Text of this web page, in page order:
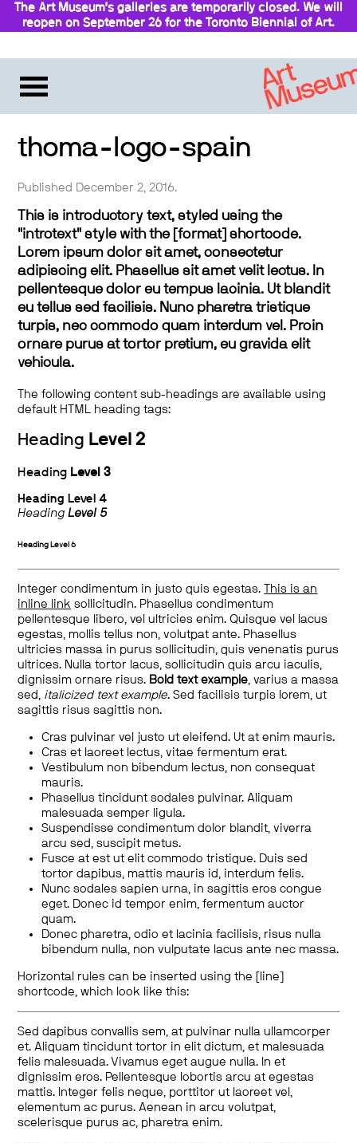
The Art Museum’s galleries are temporarily closed. We will
reopen on September 26 for the Toronto Biennial of Art.
thoma-logo-spain
Published December 2, 2016.
This is introductory text, styled using the
"introtext" style with the [format] shortcode.
Lorem ipsum dolor sit amet, consectetur
adipiscing elit. Phasellus sit amet velit lectus. In
pellentesque dolor eu tempus lacinia. Ut blandit
eu tellus sed facilisis. Nunc pharetra tristique
turpis, nec commodo quam interdum vel. Proin
ornare purus at tortor pretium, eu gravida elit
vehicula.
The following content sub-headings are available using
default HTML heading tags:
Heading Level 2
Heading Level 3
Heading Level 4
HeadingLevel 5
Heading Level 6
Integer condimentum in justo quis egestas.
This is an
inline link sollicitudin. Phasellus condimentum
pellentesque libero, vel ultricies enim. Quisque vel lacus
egestas, mollis tellus non, volutpat ante. Phasellus
ultricies massa in purus sollicitudin, quis venenatis purus
ultrices. Nulla tortor lacus, sollicitudin quis arcu iaculis,
dignissim ornare risus. Bold text example, varius a massa
sed, italicized text example. Sed facilisis turpis lorem, ut
sagittis risus sagittis non.
Cras pulvinar vel justo ut eleifend. Ut at enim mauris.
Cras et laoreet lectus, vitae fermentum erat.
Vestibulum non bibendum lectus, non consequat
mauris.
Phasellus tincidunt sodales pulvinar. Aliquam
malesuada semper ligula.
Suspendisse condimentum dolor blandit, viverra
arcu sed, suscipit metus.
Fusce at est ut elit commodo tristique. Duis sed
tortor dapibus, mattis mauris id, interdum felis.
Nunc sodales sapien urna, in sagittis eros congue
eget. Donec id tempor enim, fermentum auctor
quam.
Donec pharetra, odio et lacinia facilisis, risus nulla
bibendum nulla, non vulputate lacus ante nec massa.
Horizontal rules can be inserted using the [line]
shortcode, which look like this:
Sed dapibus convallis sem, at pulvinar nulla ullamcorper
et. Aliquam tincidunt tortor in elit dictum, et malesuada
felis malesuada. Vivamus eget augue nulla. In et
dignissim eros. Pellentesque lobortis arcu at egestas
mattis. Integer felis neque, porttitor ut laoreet vel,
elementum ac purus. Aenean in arcu volutpat,
scelerisque purus ac, pharetra enim.